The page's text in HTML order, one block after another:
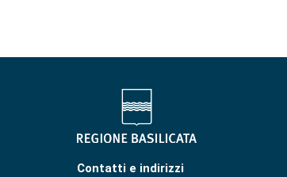
Contatti e indirizzi